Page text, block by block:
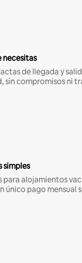
necesitas
de llegada y
sin compromisos ni
simples
para alojamientos
único pago mensual